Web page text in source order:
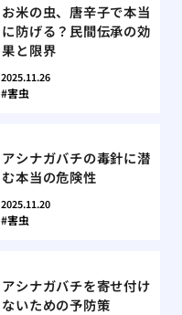
お米の虫、唐辛子で本当
に防げる？民間伝承の効
果と限界
2025.11.26
害虫
アシナガバチの毒針に潜
む本当の危険性
2025.11.20
害虫
アシナガバチを寄せ付け
ないための予防策